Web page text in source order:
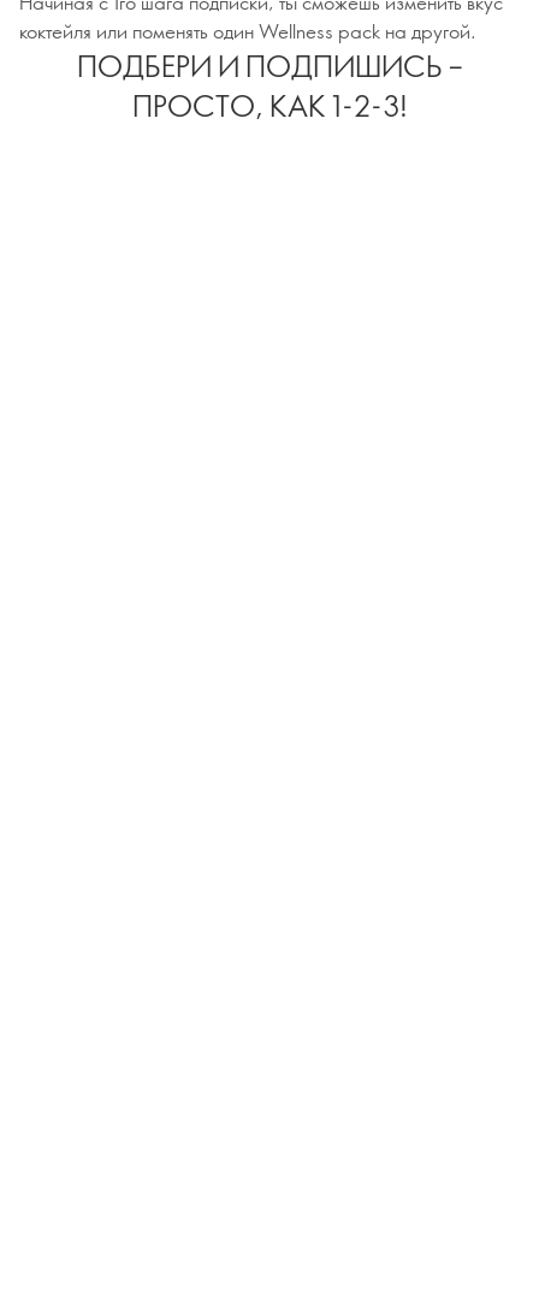
коктейля или поменять один Wellness pack на другой.
ПОДБЕРИ И ПОДПИШИСЬ –
ПРОСТО, КАК 1-2-3!